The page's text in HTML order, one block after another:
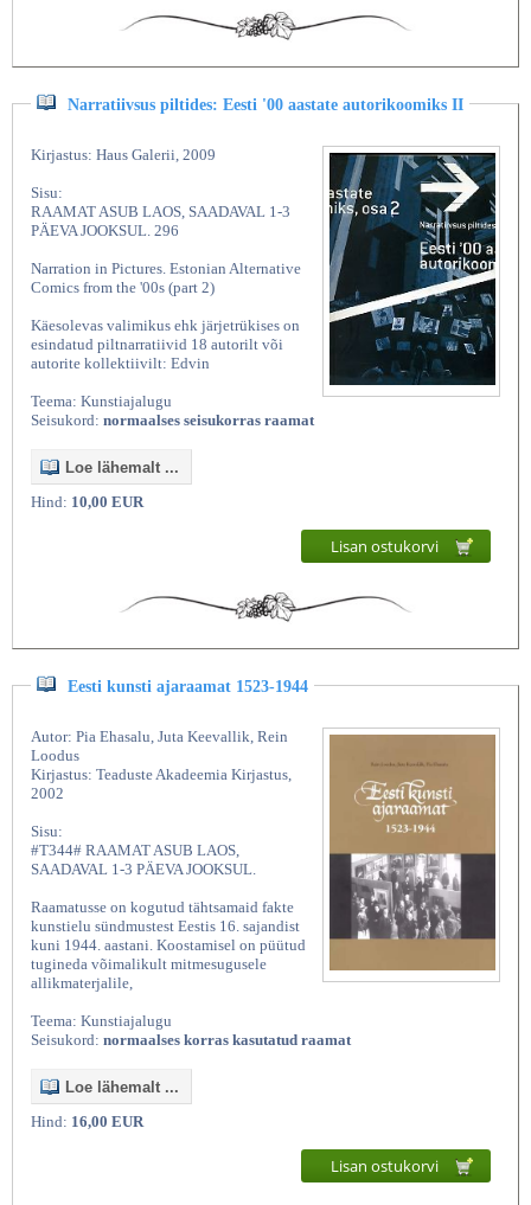
Narratiivsus piltides: Eesti '00 aastate autorikoomiks II
Kirjastus: Haus Galerii, 2009
Sisu:
RAAMAT ASUB LAOS, SAADAVAL 1-3
PÄEVA JOOKSUL. 296
Narration in Pictures. Estonian Alternative
Comics from the '00s (part 2)
Käesolevas valimikus ehk järjetrükises on
esindatud piltnarratiivid 18 autorilt või
autorite kollektiivilt: Edvin
Teema: Kunstiajalugu
Seisukord: normaalses seisukorras raamat
Loe lähemalt ...
Hind: 10,00 EUR
Lisan ostukorvi
Eesti kunsti ajaraamat 1523-1944
Autor: Pia Ehasalu, Juta Keevallik, Rein
Loodus
Kirjastus: Teaduste Akadeemia Kirjastus,
2002
Sisu:
#T344# RAAMAT ASUB LAOS,
SAADAVAL 1-3 PÄEVA JOOKSUL.
Raamatusse on kogutud tähtsamaid fakte
kunstielu sündmustest Eestis 16. sajandist
kuni 1944. aastani. Koostamisel on püütud
tugineda võimalikult mitmesugusele
allikmaterjalile,
Teema: Kunstiajalugu
Seisukord: normaalses korras kasutatud raamat
Loe lähemalt ...
Hind: 16,00 EUR
Lisan ostukorvi